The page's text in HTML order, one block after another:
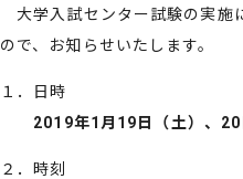
大学入試センター試験の実施
ので、お知らせいたします。
１．日時
2019年1月19日（土）、20
２．時刻